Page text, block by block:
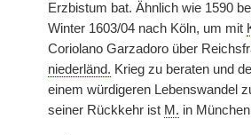
Erzbistum bat. Ähnlich wie 1590
Winter 1603/04 nach Köln, um mit
Coriolano Garzadoro über
niederländ. Krieg zu beraten und
einem würdigeren Lebenswandel
seiner Rückkehr ist M. in